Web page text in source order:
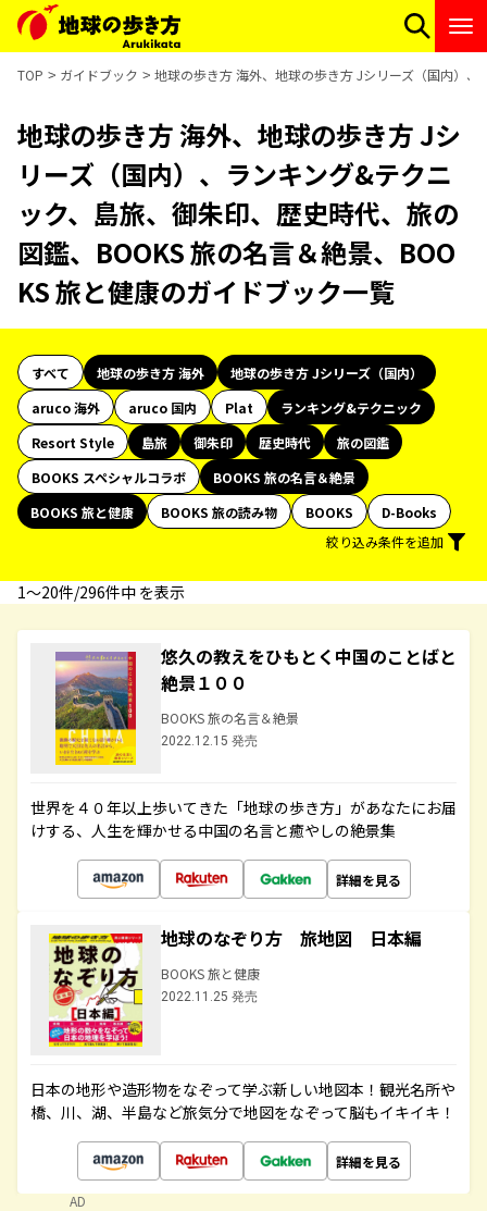
TOP ガイドブック 地球の歩き方 海外、地球の歩き方 Jシリーズ（国内）
地球の歩き方 海外、地球の歩き方 Jシ
リーズ（国内）、ランキング&テクニ
ック、島旅、御朱印、歴史時代、旅の
図鑑、BOOKS 旅の名言＆絶景、BOO
KS 旅と健康のガイドブック一覧
すべて 地球の歩き方 海外
地球の歩き方 Jシリーズ（国内）
aruco 海外
aruco 国内 Plat
ランキング&テクニック
Resort Style
島旅 御朱印 歴史時代
旅の図鑑
BOOKS スペシャルコラボ
BOOKS 旅の名言＆絶景
BOOKS 旅と健康
BOOKS 旅の読み物 BOOKS
D-Books
絞り込み条件を追加
1〜20件/296件中 を表示
悠久の教えをひもとく中国のことばと
絶景１００
BOOKS 旅の名言＆絶景
2022.12.15 発売
世界を４０年以上歩いてきた「地球の歩き方」があなたにお届
けする、人生を輝かせる中国の名言と癒やしの絶景集
詳細を見る
地球のなぞり方 旅地図 日本編
BOOKS 旅と健康
2022.11.25 発売
日本の地形や造形物をなぞって学ぶ新しい地図本！観光名所や
橋、川、湖、半島など旅気分で地図をなぞって脳もイキイキ！
詳細を見る
AD